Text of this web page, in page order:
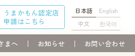
うまかもん認定店
申請はこちら
日本語
English
中文
한국어
まへ お知らせ お問い合わせ